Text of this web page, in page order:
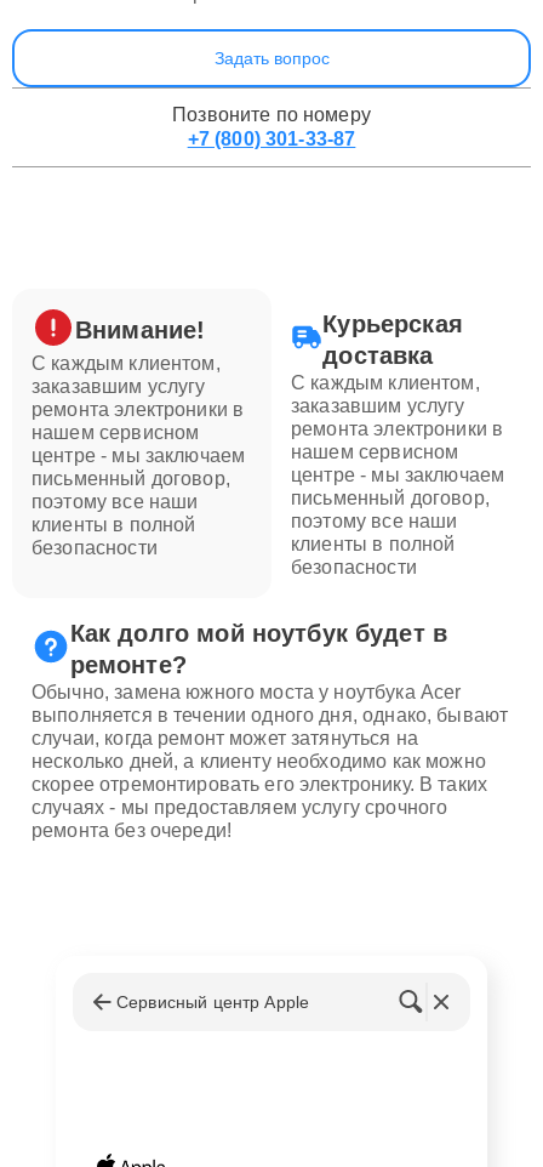
Задать вопрос
Позвоните по номеру
+7 (800) 301-33-87
Внимание!
С каждым клиентом,
заказавшим услугу
ремонта электроники в
нашем сервисном
центре - мы заключаем
письменный договор,
поэтому все наши
клиенты в полной
безопасности
Курьерская
доставка
С каждым клиентом,
заказавшим услугу
ремонта электроники в
нашем сервисном
центре - мы заключаем
письменный договор,
поэтому все наши
клиенты в полной
безопасности
Как долго мой ноутбук будет в
ремонте?
Обычно, замена южного моста у ноутбука Acer
выполняется в течении одного дня, однако, бывают
случаи, когда ремонт может затянуться на
несколько дней, а клиенту необходимо как можно
скорее отремонтировать его электронику. В таких
случаях - мы предоставляем услугу срочного
ремонта без очереди!
Сервисный центр Apple